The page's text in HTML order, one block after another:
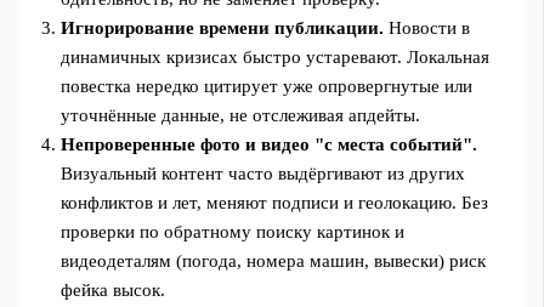
Игнорирование времени публикации. Новости в
динамичных кризисах быстро устаревают. Локальная
повестка нередко цитирует уже опровергнутые или
уточнённые данные, не отслеживая апдейты.
Непроверенные фото и видео "с места событий".
Визуальный контент часто выдёргивают из других
конфликтов и лет, меняют подписи и геолокацию. Без
проверки по обратному поиску картинок и
видеодеталям (погода, номера машин, вывески) риск
фейка высок.